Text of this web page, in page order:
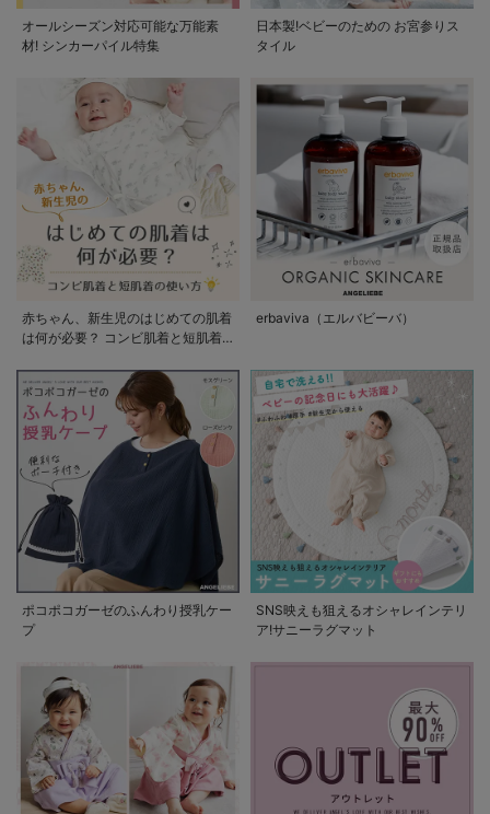
オールシーズン対応可能な万能素
材! シンカーパイル特集
日本製!ベビーのための お宮参りス
タイル
赤ちゃん、新生児のはじめての肌着
は何が必要？ コンビ肌着と短肌着
erbaviva（エルバビーバ）
ポコポコガーゼのふんわり授乳ケー
プ
SNS映えも狙えるオシャレインテリ
ア!サニーラグマット